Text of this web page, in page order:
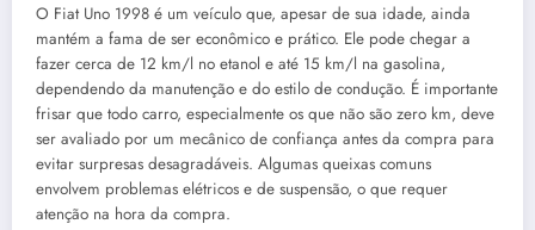
O Fiat Uno 1998 é um veículo que, apesar de sua idade, ainda
mantém a fama de ser econômico e prático. Ele pode chegar a
fazer cerca de 12 km/l no etanol e até 15 km/l na gasolina,
dependendo da manutenção e do estilo de condução. É importante
frisar que todo carro, especialmente os que não são zero km, deve
ser avaliado por um mecânico de confiança antes da compra para
evitar surpresas desagradáveis. Algumas queixas comuns
envolvem problemas elétricos e de suspensão, o que requer
atenção na hora da compra.